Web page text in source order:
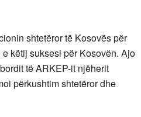
shtetëror të Kosovës për
këtij suksesi për Kosovën. Ajo
të ARKEP-it njëherit
përkushtim shtetëror dhe